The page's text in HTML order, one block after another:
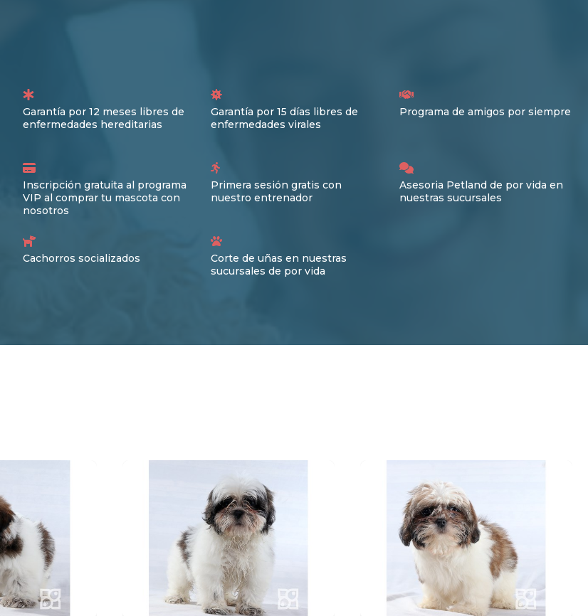
Garantía por 12 meses libres de
enfermedades hereditarias
Garantía por 15 días libres de
enfermedades virales
Programa de amigos por siempre
Inscripción gratuita al programa
VIP al comprar tu mascota con
nosotros
Primera sesión gratis con
nuestro entrenador
Asesoria Petland de por vida en
nuestras sucursales
Cachorros socializados
Corte de uñas en nuestras
sucursales de por vida